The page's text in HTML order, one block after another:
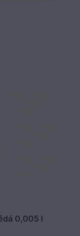
0,005 l